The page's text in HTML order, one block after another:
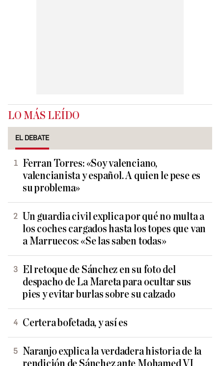
LO MÁS LEÍDO
EL DEBATE
Ferran Torres: «Soy valenciano,
valencianista y español. A quien le pese es
su problema»
Un guardia civil explica por qué no multa a
los coches cargados hasta los topes que van
a Marruecos: «Se las saben todas»
El retoque de Sánchez en su foto del
despacho de La Mareta para ocultar sus
pies y evitar burlas sobre su calzado
Certera bofetada, y así es
Naranjo explica la verdadera historia de la